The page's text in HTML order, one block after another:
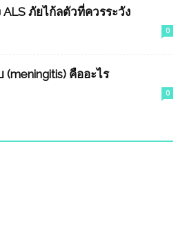
ภัยไก้ลตัวที่ควรระวัง
0
(meningitis) คืออะไร
0